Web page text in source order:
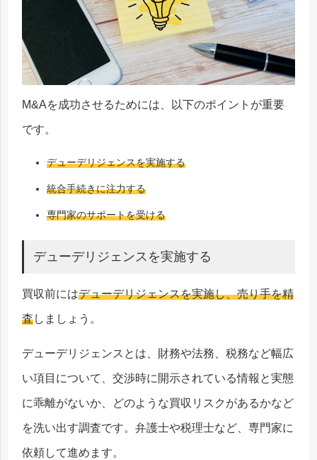
M&Aを成功させるためには、以下のポイントが重要
です。
デューデリジェンスを実施する
統合手続きに注力する
専門家のサポートを受ける
デューデリジェンスを実施する
買収前にはデューデリジェンスを実施し、売り手を精
査しましょう。
デューデリジェンスとは、財務や法務、税務など幅広
い項目について、交渉時に開示されている情報と実態
に乖離がないか、どのような買収リスクがあるかなど
を洗い出す調査です。弁護士や税理士など、専門家に
依頼して進めます。